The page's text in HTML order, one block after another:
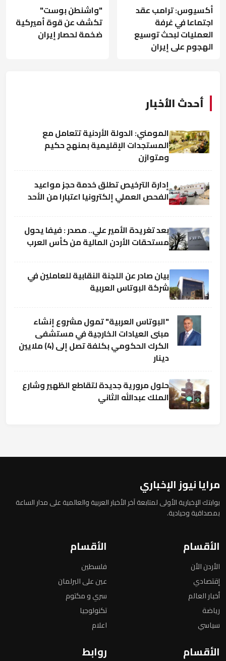
أكسيوس: ترامب عقد
اجتماعا في غرفة
العمليات لبحث توسيع
الهجوم على إيران
"واشنطن بوست"
تكشف عن قوة أميركية
ضخمة لحصار إيران
أحدث الأخبار
المومني: الدولة الأردنية تتعامل مع
المستجدات الإقليمية بمنهج حكيم
ومتوازن
إدارة الترخيص تطلق خدمة حجز مواعيد
الفحص العملي إلكترونيا اعتبارا من الأحد
بعد تغريدة الأمير علي.. مصدر : فيفا يحول
مستحقات الأردن المالية من كأس العرب
بيان صادر عن اللجنة النقابية للعاملين في
شركة البوتاس العربية
"البوتاس العربية" تمول مشروع إنشاء
مبنى العيادات الخارجية في مستشفى
الكرك الحكومي بكلفة تصل إلى (4) ملايين
دينار
حلول مرورية جديدة لتقاطع الظهير وشارع
الملك عبدالله الثاني
مرايا نيوز الإخباري
بوابتك الإخبارية الأولى لمتابعة آخر الأخبار العربية والعالمية على مدار الساعة
بمصداقية وحيادية.
الأقسام
الأردن الأن
إقتصادي
أخبار العالم
رياضة
سياسي
الأقسام
فلسطين
عين على البرلمان
سري و مكتوم
تكنولوجيا
اعلام
الأقسام روابط